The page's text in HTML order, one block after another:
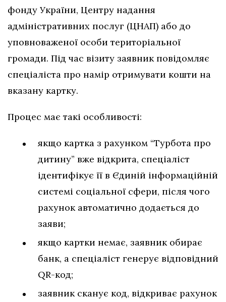
фонду України, Центру надання
адміністративних послуг (ЦНАП) або до
уповноваженої особи територіальної
громади. Під час візиту заявник повідомляє
спеціаліста про намір отримувати кошти на
вказану картку.
Процес має такі особливості:
якщо картка з рахунком “Турбота про
дитину” вже відкрита, спеціаліст
ідентифікує її в Єдиній інформаційній
системі соціальної сфери, після чого
рахунок автоматично додається до
заяви;
якщо картки немає, заявник обирає
банк, а спеціаліст генерує відповідний
QR-код;
заявник сканує код, відкриває рахунок